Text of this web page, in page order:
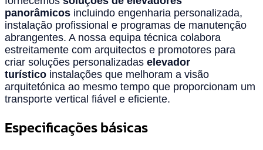
panorâmicos incluindo engenharia personalizada,
instalação profissional e programas de manutenção
abrangentes. A nossa equipa técnica colabora
estreitamente com arquitectos e promotores para
criar soluções personalizadas elevador
turístico instalações que melhoram a visão
arquitetónica ao mesmo tempo que proporcionam um
transporte vertical fiável e eficiente.
Especificações básicas